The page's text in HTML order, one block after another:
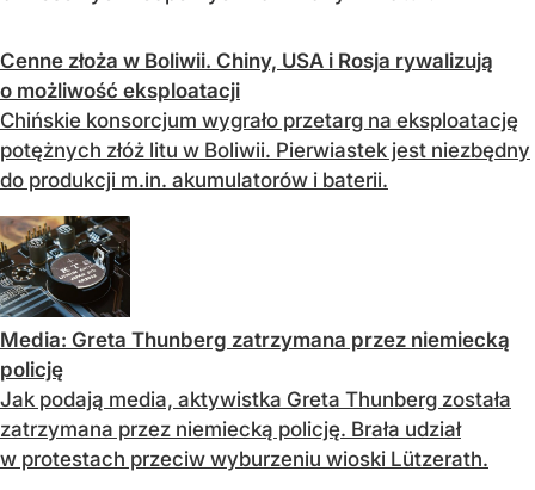
Cenne złoża w Boliwii. Chiny, USA i Rosja rywalizują
o możliwość eksploatacji
Chińskie konsorcjum wygrało przetarg na eksploatację
potężnych złóż litu w Boliwii. Pierwiastek jest niezbędny
do produkcji m.in. akumulatorów i baterii.
Media: Greta Thunberg zatrzymana przez niemiecką
policję
Jak podają media, aktywistka Greta Thunberg została
zatrzymana przez niemiecką policję. Brała udział
w protestach przeciw wyburzeniu wioski Lützerath.